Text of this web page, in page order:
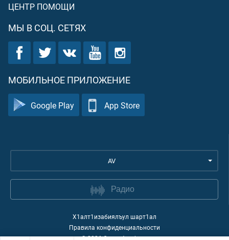
ЦЕНТР ПОМОЩИ
МЫ В СОЦ. СЕТЯХ
МОБИЛЬНОЕ ПРИЛОЖЕНИЕ
Google Play App Store
AV
Радио
Х1алт1изабиялъул шарт1ал
Правила конфиденциальности
©2026Quran Academy